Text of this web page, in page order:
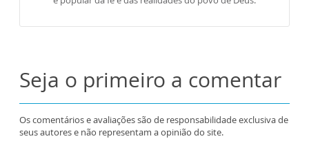
Seja o primeiro a comentar
Os comentários e avaliações são de responsabilidade exclusiva de
seus autores e não representam a opinião do site.